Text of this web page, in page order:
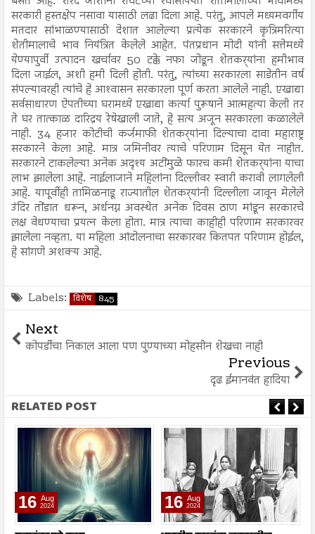
सरकारी हस्तक्षेप नसावा यासाठी लढा दिला आहे. परंतु, आपले मध्यमवर्गीय
मतदार सांभाळण्यासाठी देशात आलेल्या प्रत्येक सरकारने कृत्रिमरित्या
शेतीमालाचे भाव नियंत्रित केलेले आहेत. पंतप्रधान मोदी यांनी सत्तेमध्ये
येण्यापुर्वी उत्पादन खर्चावर 50 टक्के नफा जोडून शेतकर्‍यांना हमीभाव
दिला जाईल, अशी हमी दिली होती. परंतु, त्यांच्या सरकारला साडेतीन वर्ष
संपल्यावरही त्यांचे हे आश्‍वासन सरकारला पूर्ण करता आलेले नाही. एखाद्या
सर्वसाधारण ऐपतीच्या घरामध्ये एखाद्या कर्त्या पुरूषाने आत्महत्या केली तर
ते घर तात्काळ दारिद्रय रेषेखाली जाते, हे सत्य अजून सरकारला कळालेले
नाही. 34 हजार कोटीची कर्जमाफी शेतकर्‍यांना दिल्याचा दावा महाराष्ट्र
सरकारने केला आहे. मात्र जमिनीवर त्याचे परिणाम दिसून येत नाहीत.
सरकारने टाकलेल्या अनेक अदृश्य अटींमुळे फारच कमी शेतकर्‍यांना याचा
लाभ झालेला आहे. नाईलाजाने महिलांना दिल्लीवर स्वारी करावी लागलेली
आहे. यापूर्वीही तामिळनाडू राज्यातील शेतकर्‍यांनी दिल्लीला जावून मेलेले
उंदिर तोंडात धरून, अर्धनग्न अवस्थेत अनेक दिवस ठाण मांडून सरकारचे
लक्ष वेधण्याचा प्रयत्न केला होता. मात्र त्याचा काहीही परिणाम सरकारवर
झालेला नव्हता. या महिला आंदोलनाचा सरकारवर कितपत परिणाम होईल,
हे सांगणे अशक्य आहे.
Labels: विशेष 845
Next
कोपर्डीचा निकाल आला पण पुण्याच्या मोहसीन शेखचा नाही
Previous
दृढ ईमानवंत हादिया
RELATED POST
16 Aug
2024 16 Aug
2024